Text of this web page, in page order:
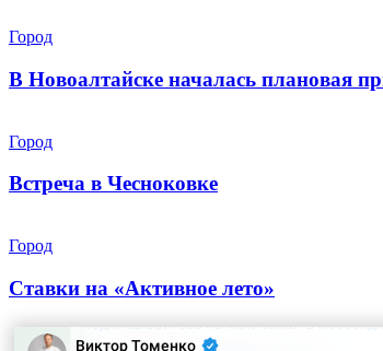
Город
В Новоалтайске началась плановая
Город
Встреча в Чесноковке
Город
Ставки на «Активное лето»